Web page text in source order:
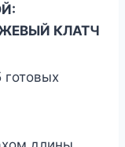
КЛАТЧ